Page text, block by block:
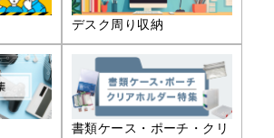
デスク周り収納
書類ケース・ポーチ・クリ